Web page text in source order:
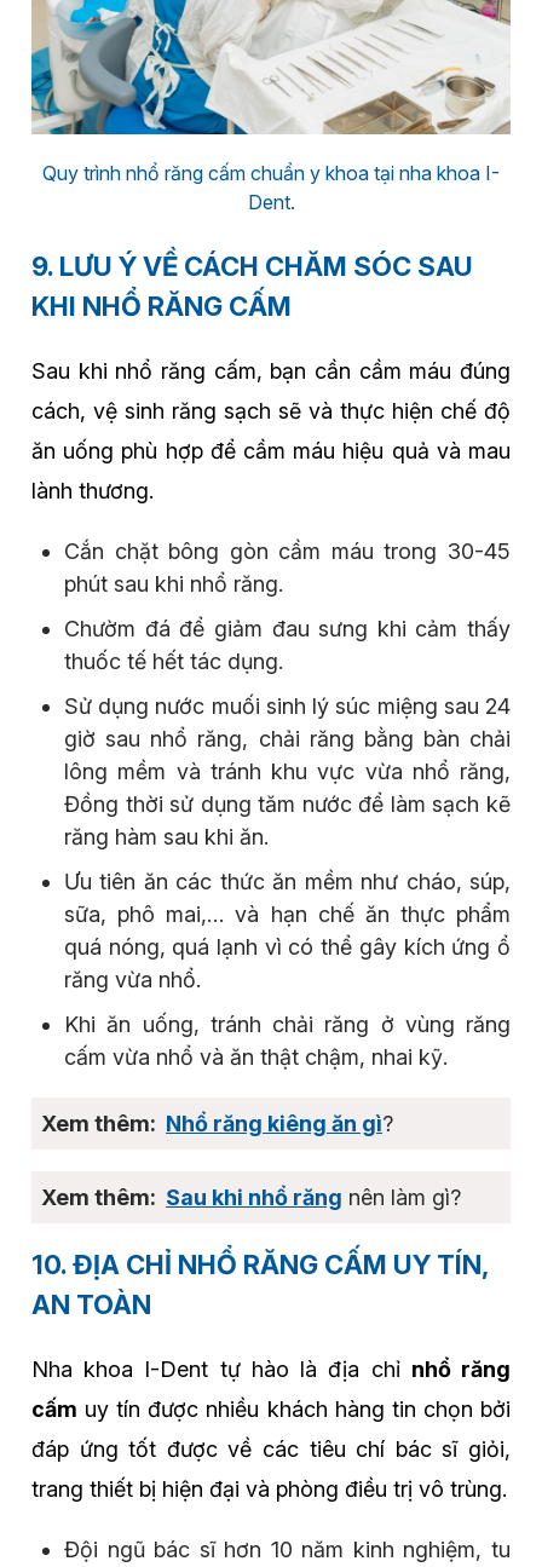
Quy trình nhổ răng cấm chuẩn y khoa tại nha khoa I-
Dent.
9. LƯU Ý VỀ CÁCH CHĂM SÓC SAU
KHI NHỔ RĂNG CẤM
Sau khi nhổ răng cấm, bạn cần cầm máu đúng
cách, vệ sinh răng sạch sẽ và thực hiện chế độ
ăn uống phù hợp để cầm máu hiệu quả và mau
lành thương.
Cắn chặt bông gòn cầm máu trong 30-45
phút sau khi nhổ răng.
Chườm đá để giảm đau sưng khi cảm thấy
thuốc tế hết tác dụng.
Sử dụng nước muối sinh lý súc miệng sau 24
giờ sau nhổ răng, chải răng bằng bàn chải
lông mềm và tránh khu vực vừa nhổ răng,
Đồng thời sử dụng tăm nước để làm sạch kẽ
răng hàm sau khi ăn.
Ưu tiên ăn các thức ăn mềm như cháo, súp,
sữa, phô mai,… và hạn chế ăn thực phẩm
quá nóng, quá lạnh vì có thể gây kích ứng ổ
răng vừa nhổ.
Khi ăn uống, tránh chải răng ở vùng răng
cấm vừa nhổ và ăn thật chậm, nhai kỹ.
Nhổ răng kiêng ăn gì?
Sau khi nhổ răng nên làm gì?
10. ĐỊA CHỈ NHỔ RĂNG CẤM UY TÍN,
AN TOÀN
Nha khoa I-Dent tự hào là địa chỉ nhổ răng
cấm uy tín được nhiều khách hàng tin chọn bởi
đáp ứng tốt được về các tiêu chí bác sĩ giỏi,
trang thiết bị hiện đại và phòng điều trị vô trùng.
Đội ngũ bác sĩ hơn 10 năm kinh nghiệm, tu